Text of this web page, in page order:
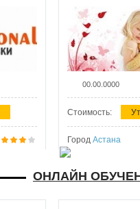
00.00.0000
Стоимость:
Город Астана
ОНЛАЙН